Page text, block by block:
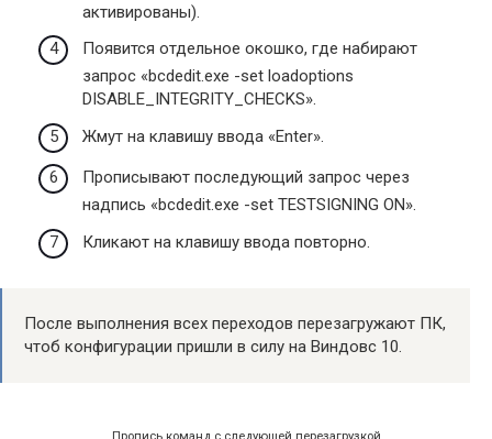
активированы).
Появится отдельное окошко, где набирают
запрос «bcdedit.exe -set loadoptions
DISABLE_INTEGRITY_CHECKS».
Жмут на клавишу ввода «Enter».
Прописывают последующий запрос через
надпись «bcdedit.exe -set TESTSIGNING ON».
Кликают на клавишу ввода повторно.
После выполнения всех переходов перезагружают ПК,
чтоб конфигурации пришли в силу на Виндовс 10.
Пропись команд с следующей перезагрузкой